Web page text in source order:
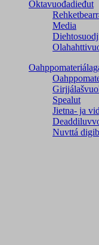
Oktavuođadieđut
Media
Spealut
Jietna- ja
Nuvttá